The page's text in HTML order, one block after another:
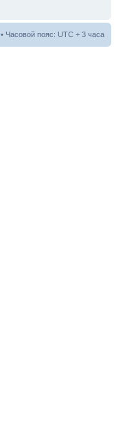
• Часовой пояс: UTC + 3 часа